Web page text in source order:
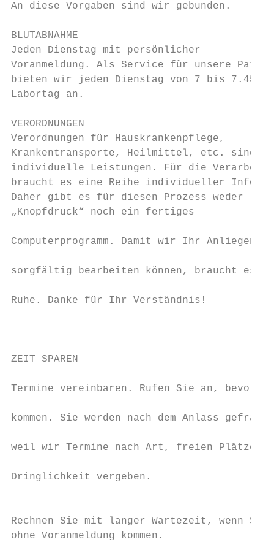
An diese Vorgaben sind wir gebunden.
BLUTABNAHME
Jeden Dienstag mit persönlicher
Voranmeldung. Als Service für unsere
bieten wir jeden Dienstag von 7 bis 7.45
Labortag an.
VERORDNUNGEN
Verordnungen für Hauskrankenpflege,
Krankentransporte, Heilmittel, etc.
individuelle Leistungen. Für die
braucht es eine Reihe individueller
Daher gibt es für diesen Prozess
„Knopfdruck“ noch ein fertiges
Computerprogramm. Damit wir Ihr Anliegen
sorgfältig bearbeiten können, braucht es
Ruhe. Danke für Ihr Verständnis!
ZEIT SPAREN
Termine vereinbaren. Rufen Sie an, bevor
kommen. Sie werden nach dem Anlass gefragt,
weil wir Termine nach Art, freien Plätzen
Dringlichkeit vergeben.
Rechnen Sie mit langer Wartezeit, wenn Sie
ohne Voranmeldung kommen.